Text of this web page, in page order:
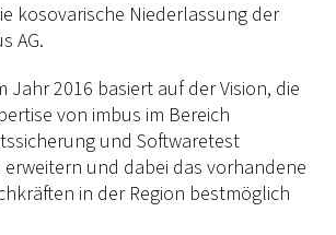
kosovarische Niederlassung der
AG.
Jahr 2016 basiert auf der Vision, die
von imbus im Bereich
und Softwaretest
und dabei das vorhandene
in der Region bestmöglich